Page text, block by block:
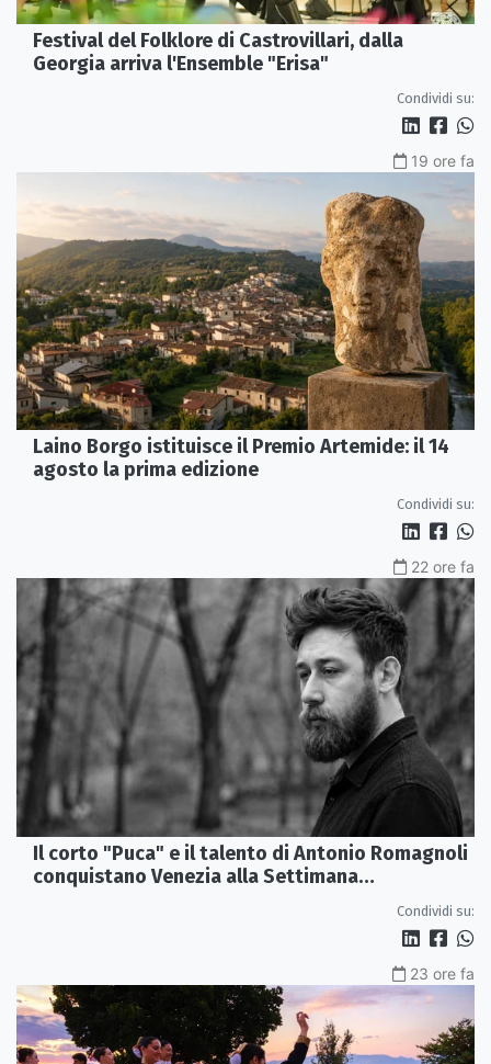
Festival del Folklore di Castrovillari, dalla
Georgia arriva l'Ensemble "Erisa"
Condividi su:
19 ore fa
Laino Borgo istituisce il Premio Artemide: il 14
agosto la prima edizione
Condividi su:
22 ore fa
Il corto "Puca" e il talento di Antonio Romagnoli
conquistano Venezia alla Settimana
Condividi su:
23 ore fa